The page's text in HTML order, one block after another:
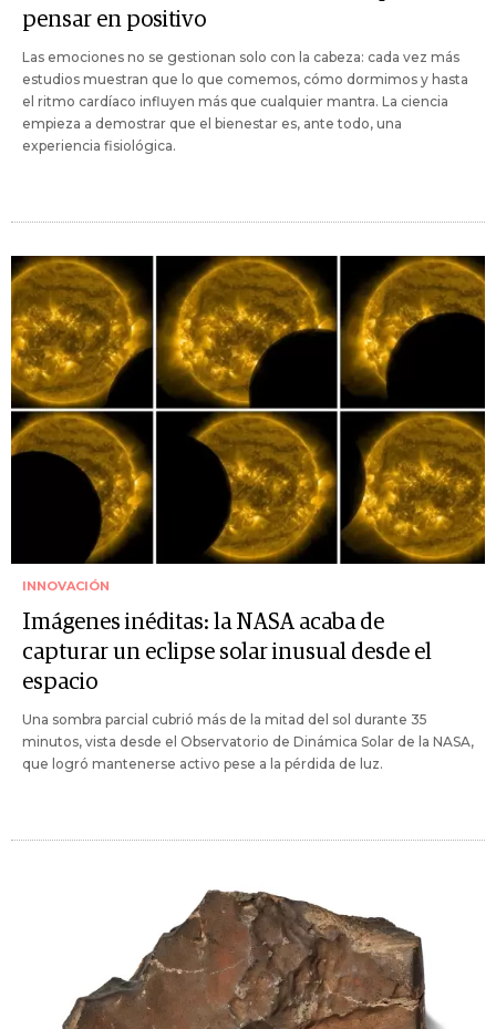
pensar en positivo
Las emociones no se gestionan solo con la cabeza: cada vez más
estudios muestran que lo que comemos, cómo dormimos y hasta
el ritmo cardíaco influyen más que cualquier mantra. La ciencia
empieza a demostrar que el bienestar es, ante todo, una
experiencia fisiológica.
INNOVACIÓN
Imágenes inéditas: la NASA acaba de
capturar un eclipse solar inusual desde el
espacio
Una sombra parcial cubrió más de la mitad del sol durante 35
minutos, vista desde el Observatorio de Dinámica Solar de la NASA,
que logró mantenerse activo pese a la pérdida de luz.